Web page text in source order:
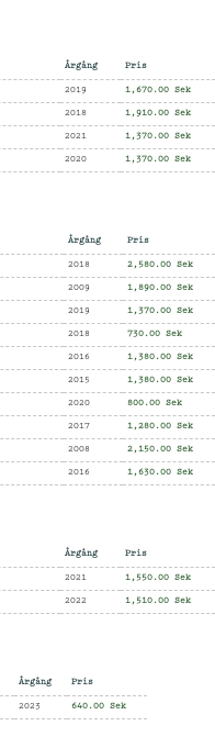
Årgång Pris
2019 1,670.00 Sek
2018 1,910.00 Sek
2021 1,370.00 Sek
2020 1,370.00 Sek
Årgång Pris
2018 2,580.00 Sek
2009 1,890.00 Sek
2019 1,370.00 Sek
2018 730.00 Sek
2016 1,380.00 Sek
2015 1,380.00 Sek
2020 800.00 Sek
2017 1,280.00 Sek
2008 2,150.00 Sek
2016 1,630.00 Sek
Årgång Pris
2021 1,550.00 Sek
2022 1,510.00 Sek
Årgång Pris
2023 640.00 Sek